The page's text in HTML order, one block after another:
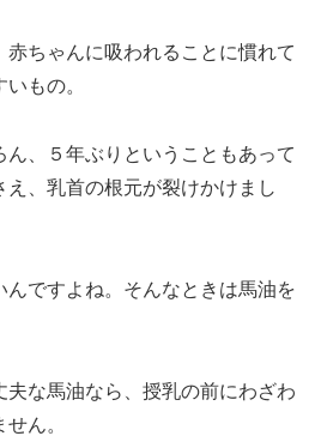
ちゃんに吸われることに慣れて
もの。
、５年ぶりということもあって
、乳首の根元が裂けかけまし
ですよね。そんなときは馬油を
な馬油なら、授乳の前にわざわ
ん。